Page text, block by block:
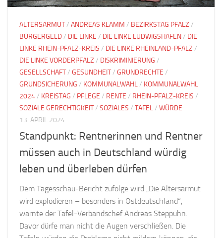
ALTERSARMUT/ ANDREAS KLAMM / BEZIRKSTAG PFALZ /
BÜRGERGELD/ DIE LINKE / DIE LINKE LUDWIGSHAFEN/ DIE
LINKE RHEIN-PFALZ-KREIS / DIE LINKE RHEINLAND-PFALZ /
DIE LINKE VORDERPFALZ / DISKRIMINIERUNG /
GESELLSCHAFT/ GESUNDHEIT/ GRUNDRECHTE /
GRUNDSICHERUNG / KOMMUNALWAHL/ KOMMUNALWAHL
2024/ KREISTAG / PFLEGE / RENTE / RHEIN-PFALZ-KREIS /
SOZIALE GERECHTIGKEIT/ SOZIALES / TAFEL/ WÜRDE
13. APRIL 2024
Standpunkt: Rentnerinnen und Rentner
müssen auch in Deutschland würdig
leben und überleben dürfen
Dem Tagesschau-Bericht zufolge wird „Die Altersarmut
wird explodieren – besonders in Ostdeutschland“,
warnte der Tafel-Verbandschef Andreas Steppuhn.
Davor dürfe man nicht die Augen verschließen. Die